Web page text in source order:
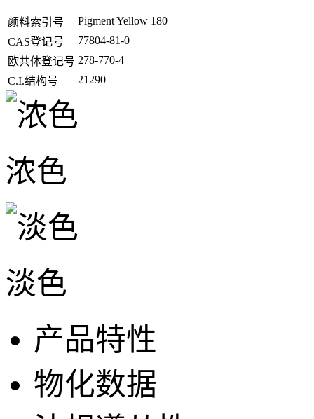
颜料索引号
Pigment Yellow 180
CAS登记号
77804-81-0
欧共体登记号 278-770-4
C.I.结构号
21290
浓色
淡色
产品特性
物化数据